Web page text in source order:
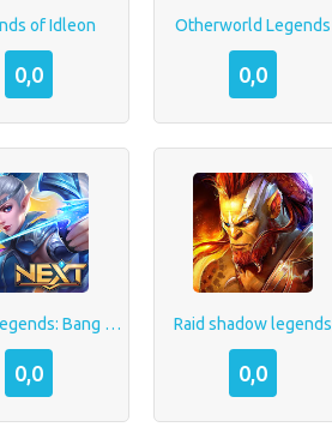
of Idleon
0,0
Otherworld Legends
0,0
Mobile Legends: Bang bang
0,0
Raid shadow legends
0,0